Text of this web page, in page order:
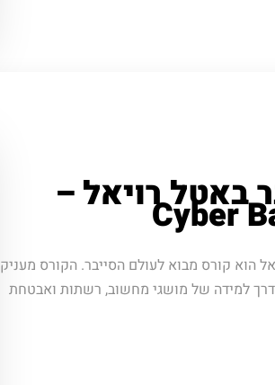
באטל רויאל –
Cyber
הוא קורס מבוא לעולם הסייבר. הקורס מעניק
דרך למידה של מושגי מחשוב, רשתות ואבטחת